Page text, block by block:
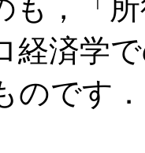
も，「
経済学
のです．